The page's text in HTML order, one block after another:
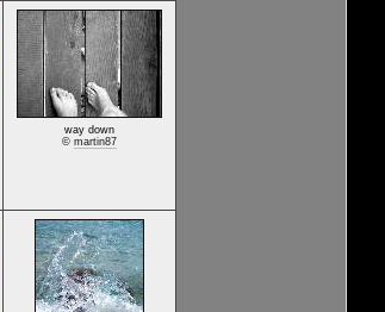
way down
©martin87